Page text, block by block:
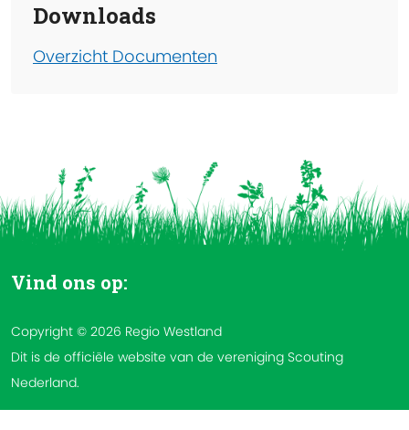
Downloads
Overzicht Documenten
Vind ons op:
Copyright © 2026 Regio Westland
Dit is de officiële website van de vereniging Scouting
Nederland.